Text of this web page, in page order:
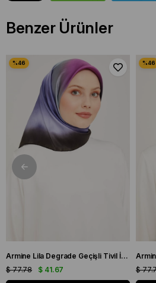
Benzer Ürünler
Armine Lila Degrade Geçişli Tivil İpek Eşarp 9051 - 59
$ 41.67
$ 77.78 $